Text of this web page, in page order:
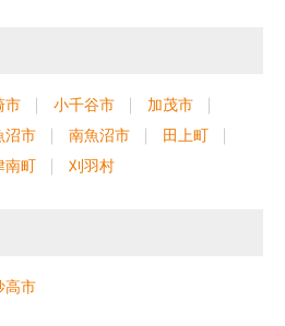
市 小千谷市
加茂市
沼市 南魚沼市
田上町
南町 刈羽村
高市